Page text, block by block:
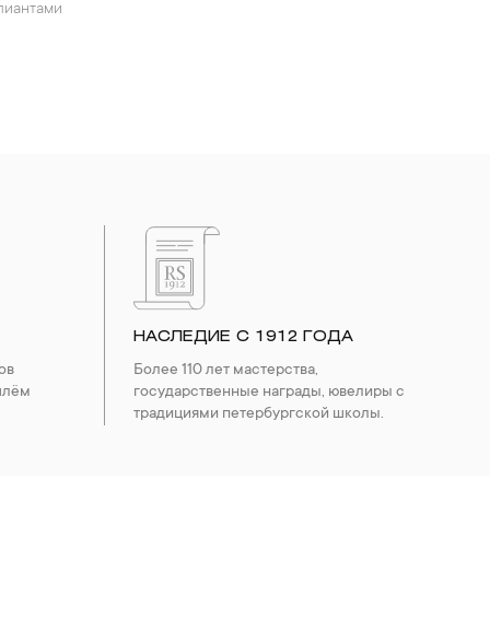
НАСЛЕДИЕ С 1912 ГОДА
Более 110 лет мастерства,
государственные награды, ювелиры с
традициями петербургской школы.